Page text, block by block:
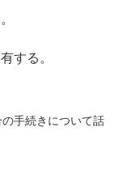
する。
手続きについて話